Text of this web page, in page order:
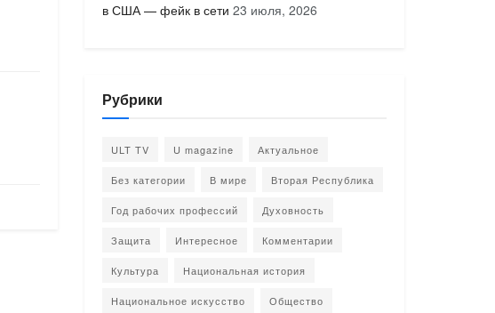
в США — фейк в сети 23 июля, 2026
Рубрики
ULT TV U magazine Актуальное
Без категории В мире Вторая Республика
Год рабочих профессий Духовность
Защита Интересное Комментарии
Культура Национальная история
Национальное искусство Общество